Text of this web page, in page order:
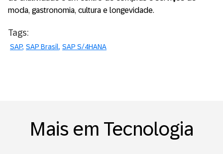
moda, gastronomia, cultura e longevidade.
Tags:
SAP SAP Brasil SAP S/4HANA
Mais em Tecnologia